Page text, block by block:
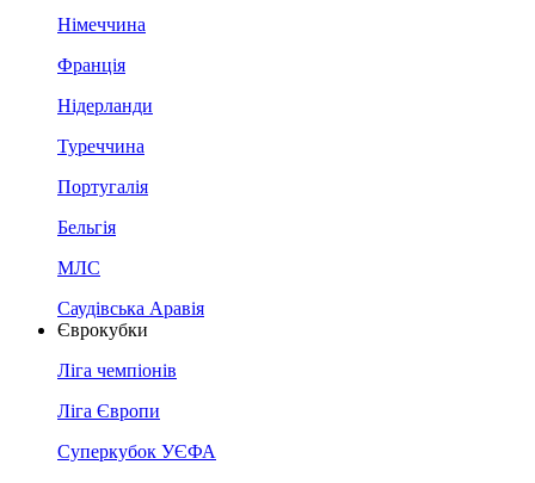
Німеччина
Франція
Нідерланди
Туреччина
Португалія
Бельгія
МЛС
Саудівська Аравія
Єврокубки
Ліга чемпіонів
Ліга Європи
Суперкубок УЄФА